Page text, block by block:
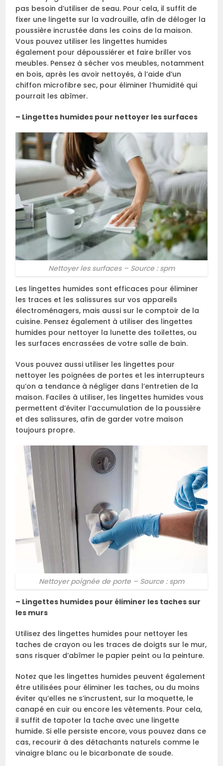
pas besoin d’utiliser de seau. Pour cela, il suffit de
fixer une lingette sur la vadrouille, afin de déloger la
poussière incrustée dans les coins de la maison.
Vous pouvez utiliser les lingettes humides
également pour dépoussiérer et faire briller vos
meubles. Pensez à sécher vos meubles, notamment
en bois, après les avoir nettoyés, à l’aide d’un
chiffon microfibre sec, pour éliminer l’humidité qui
pourrait les abîmer.
– Lingettes humides pour nettoyer les surfaces
Nettoyer les surfaces – Source : spm
Les lingettes humides sont efficaces pour éliminer
les traces et les salissures sur vos appareils
électroménagers, mais aussi sur le comptoir de la
cuisine. Pensez également à utiliser des lingettes
humides pour nettoyer la lunette des toilettes, ou
les surfaces encrassées de votre salle de bain.
Vous pouvez aussi utiliser les lingettes pour
nettoyer les poignées de portes et les interrupteurs
qu’on a tendance à négliger dans l’entretien de la
maison. Faciles à utiliser, les lingettes humides vous
permettent d’éviter l’accumulation de la poussière
et des salissures, afin de garder votre maison
toujours propre.
Nettoyer poignée de porte – Source : spm
– Lingettes humides pour éliminer les taches sur
les murs
Utilisez des lingettes humides pour nettoyer les
taches de crayon ou les traces de doigts sur le mur,
sans risquer d’abîmer le papier peint ou la peinture.
Notez que les lingettes humides peuvent également
être utilisées pour éliminer les taches, ou du moins
éviter qu’elles ne s’incrustent, sur la moquette, le
canapé en cuir ou encore les vêtements. Pour cela,
il suffit de tapoter la tache avec une lingette
humide. Si elle persiste encore, vous pouvez dans ce
cas, recourir à des détachants naturels comme le
vinaigre blanc ou le bicarbonate de soude.